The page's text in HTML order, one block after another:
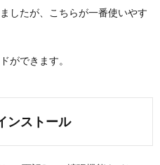
したが、こちらが一番使いやす
ができます。
ンストール